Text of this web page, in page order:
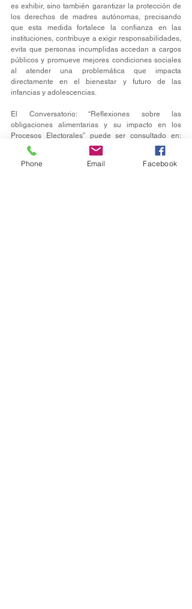
es exhibir, sino también garantizar la protección de
los derechos de madres autónomas, precisando
que esta medida fortalece la confianza en las
instituciones, contribuye a exigir responsabilidades,
evita que personas incumplidas accedan a cargos
públicos y promueve mejores condiciones sociales
al atender una problemática que impacta
directamente en el bienestar y futuro de las
infancias y adolescencias.
El Conversatorio: “Reflexiones sobre las
obligaciones alimentarias y su impacto en los
https://bit.ly/4cW7wIo
Phone Email Facebook